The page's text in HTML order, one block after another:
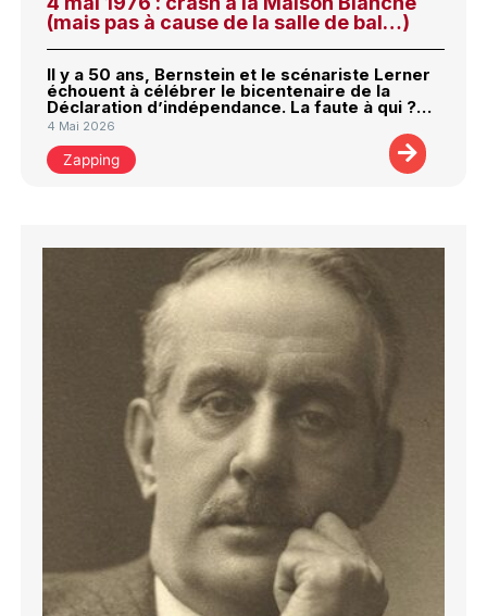
(mais pas à cause de la salle de bal…)
Il y a 50 ans, Bernstein et le scénariste Lerner
échouent à célébrer le bicentenaire de la
Déclaration d’indépendance. La faute à qui ?…
4 Mai 2026
Zapping